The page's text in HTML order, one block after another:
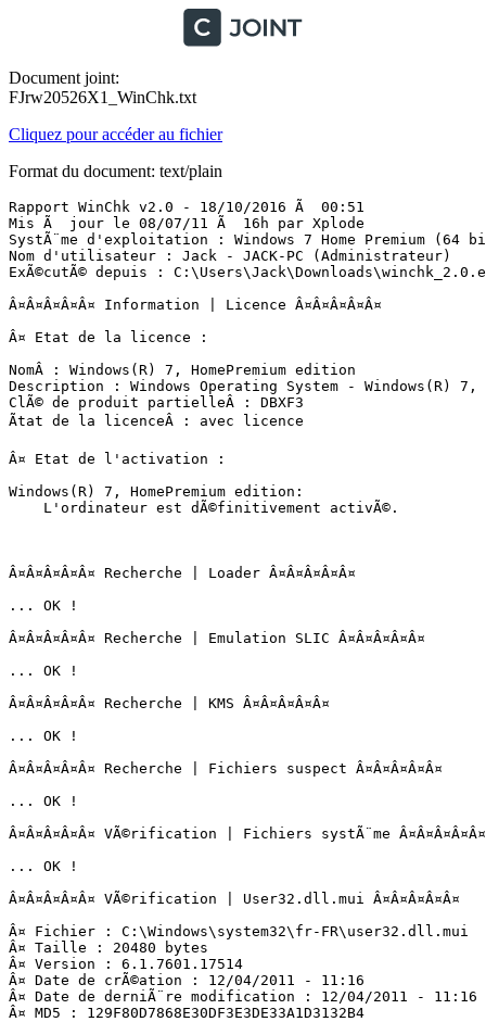
Document joint:
FJrw20526X1_WinChk.txt
Cliquez pour accéder au fichier
Format du document: text/plain
Rapport WinChk v2.0 - 18/10/2016 Ã  00:51
Mis Ã  jour le 08/07/11 Ã  16h par Xplode
SystÃ¨me d'exploitation : Windows 7 Home Premium
Nom d'utilisateur : Jack - JACK-PC (Administrateur)
ExÃ©cutÃ© depuis :
Â¤Â¤Â¤Â¤Â¤ Information | Licence Â¤Â¤Â¤Â¤Â¤
Â¤ Etat de la licence :
NomÂ : Windows(R) 7, HomePremium edition
Description : Windows Operating System - Windows(R) 7,
ClÃ© de produit partielleÂ : DBXF3
Ãtat de la licenceÂ : avec licence
Â¤ Etat de l'activation :
Windows(R) 7, HomePremium edition:
    L'ordinateur est dÃ©finitivement activÃ©.
Â¤Â¤Â¤Â¤Â¤ Recherche | Loader Â¤Â¤Â¤Â¤Â¤
... OK !
Â¤Â¤Â¤Â¤Â¤ Recherche | Emulation SLIC Â¤Â¤Â¤Â¤Â¤
... OK !
Â¤Â¤Â¤Â¤Â¤ Recherche | KMS Â¤Â¤Â¤Â¤Â¤
... OK !
Â¤Â¤Â¤Â¤Â¤ Recherche | Fichiers suspect Â¤Â¤Â¤Â¤Â¤
... OK !
Â¤Â¤Â¤Â¤Â¤ VÃ©rification | Fichiers systÃ¨me Â¤Â¤Â¤Â¤Â¤
... OK !
Â¤Â¤Â¤Â¤Â¤ VÃ©rification | User32.dll.mui Â¤Â¤Â¤Â¤Â¤
Â¤ Fichier : C:\Windows\system32\fr-FR\user32.dll.mui
Â¤ Taille : 20480 bytes
Â¤ Version : 6.1.7601.17514
Â¤ Date de crÃ©ation : 12/04/2011 - 11:16
Â¤ Date de derniÃ¨re modification : 12/04/2011 - 11:16
Â¤ MD5 : 129F80D7868E30DF3E3DE33A1D3132B4